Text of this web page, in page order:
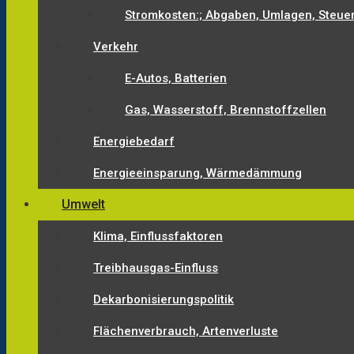
Stromkosten:; Abgaben, Umlagen,
Verkehr
E-Autos, Batterien
Gas, Wasserstoff, Brennstoffzellen
Energiebedarf
Energieeinsparung, Wärmedämmung
Umwelt
Klima, Einflussfaktoren
Treibhausgas-Einfluss
Dekarbonisierungspolitik
Flächenverbrauch, Artenverluste